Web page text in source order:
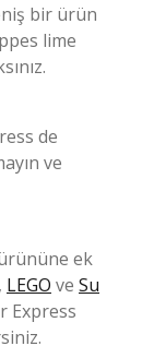
bir ürün
lime
de
ve
ek
, LEGO ve Su
Express